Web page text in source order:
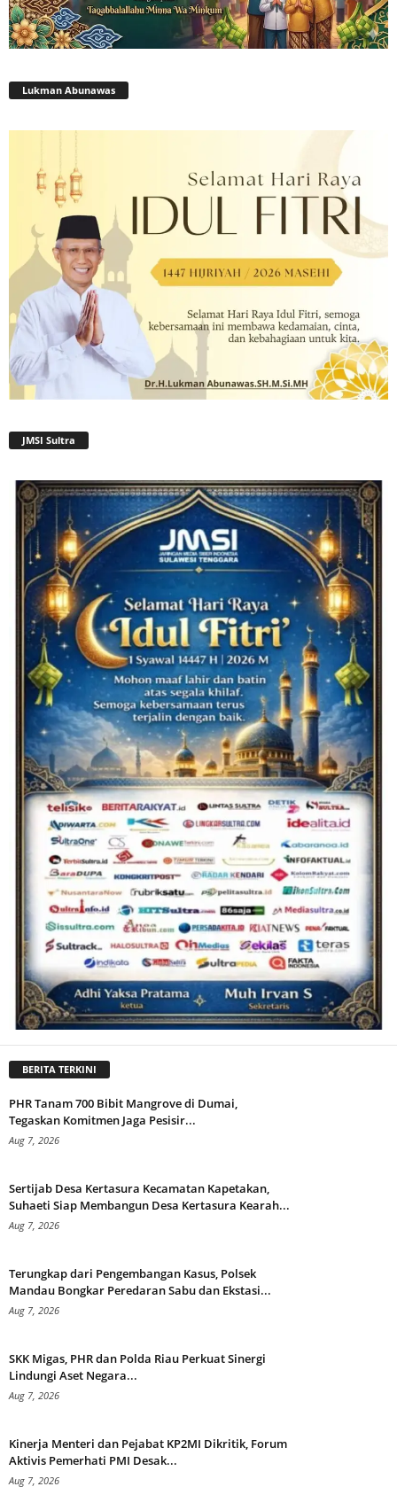
Lukman Abunawas
JMSI Sultra
BERITA TERKINI
PHR Tanam 700 Bibit Mangrove di Dumai,
Tegaskan Komitmen Jaga Pesisir...
Aug 7, 2026
Sertijab Desa Kertasura Kecamatan Kapetakan,
Suhaeti Siap Membangun Desa Kertasura Kearah...
Aug 7, 2026
Terungkap dari Pengembangan Kasus, Polsek
Mandau Bongkar Peredaran Sabu dan Ekstasi...
Aug 7, 2026
SKK Migas, PHR dan Polda Riau Perkuat Sinergi
Lindungi Aset Negara...
Aug 7, 2026
Kinerja Menteri dan Pejabat KP2MI Dikritik, Forum
Aktivis Pemerhati PMI Desak...
Aug 7, 2026